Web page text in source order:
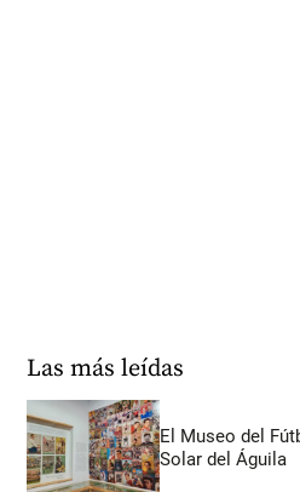
Las más leídas
El Museo del
Solar del Águila